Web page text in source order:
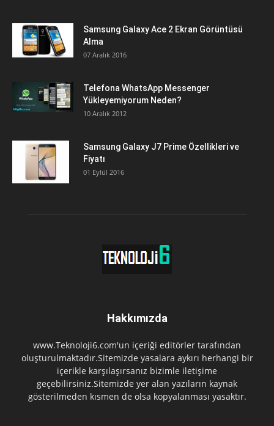
Samsung Galaxy Ace 2 Ekran Görüntüsü
Alma
07 Aralık 2016
Telefona WhatsApp Messenger
Yükleyemiyorum Neden?
10 Aralık 2012
Samsung Galaxy J7 Prime Özellikleri ve
Fiyatı
01 Eylül 2016
Hakkımızda
www.Teknoloji6.com'un içeriği editörler tarafından
oluşturulmaktadır.Sitemizde yasalara aykırı herhangi bir
içerikle karşılaşırsanız bizimle iletişime
geçebilirsiniz.Sitemizde yer alan yazıların kaynak
gösterilmeden kısmen de olsa kopyalanması yasaktır.